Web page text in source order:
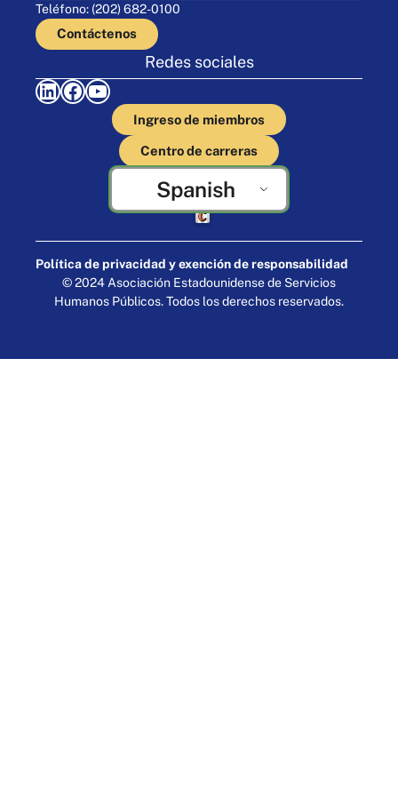
Teléfono: (202) 682-0100
Contáctenos
Redes sociales
LinkedIn Facebook YouTube
Ingreso de miembros
Centro de carreras
Spanish
Elaborado por Cornershop Creative
Política de privacidad y exención de responsabilidad
© 2024 Asociación Estadounidense de Servicios
Humanos Públicos. Todos los derechos reservados.